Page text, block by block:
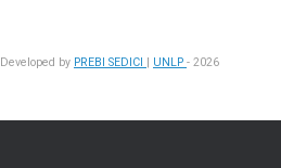
Developed by PREBI SEDICI | UNLP - 2026